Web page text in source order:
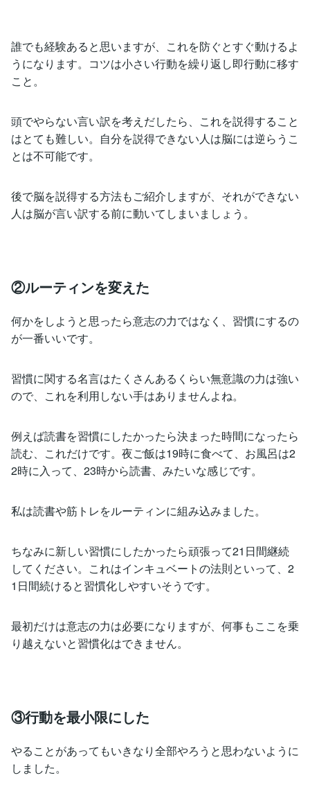
誰でも経験あると思いますが、これを防ぐとすぐ動けるよ
うになります。コツは小さい行動を繰り返し即行動に移す
こと。
頭でやらない言い訳を考えだしたら、これを説得すること
はとても難しい。自分を説得できない人は脳には逆らうこ
とは不可能です。
後で脳を説得する方法もご紹介しますが、それができない
人は脳が言い訳する前に動いてしまいましょう。
②ルーティンを変えた
何かをしようと思ったら意志の力ではなく、習慣にするの
が一番いいです。
習慣に関する名言はたくさんあるくらい無意識の力は強い
ので、これを利用しない手はありませんよね。
例えば読書を習慣にしたかったら決まった時間になったら
読む、これだけです。夜ご飯は19時に食べて、お風呂は2
2時に入って、23時から読書、みたいな感じです。
私は読書や筋トレをルーティンに組み込みました。
ちなみに新しい習慣にしたかったら頑張って21日間継続
してください。これはインキュベートの法則といって、2
1日間続けると習慣化しやすいそうです。
最初だけは意志の力は必要になりますが、何事もここを乗
り越えないと習慣化はできません。
③行動を最小限にした
やることがあってもいきなり全部やろうと思わないように
しました。